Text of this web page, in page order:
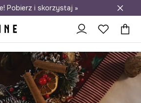
dostawa do salonów
Pobierz i skorzystaj »